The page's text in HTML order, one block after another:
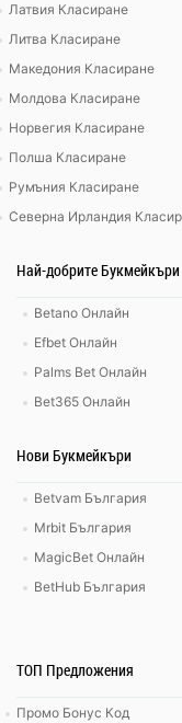
Латвия Класиране
Литва Класиране
Македония Класиране
Молдова Класиране
Норвегия Класиране
Полша Класиране
Румъния Класиране
Северна Ирландия
Най-добрите Букмейкъри
Betano Онлайн
Efbet Онлайн
Palms Bet Онлайн
Bet365 Онлайн
Нови Букмейкъри
Betvam България
Mrbit България
MagicBet Онлайн
BetHub България
ТОП Предложения
Промо Бонус Код